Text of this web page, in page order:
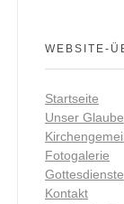
WEBSITE-
Startseite
Unser Glaube
Fotogalerie
Gottesdienste
Kontakt